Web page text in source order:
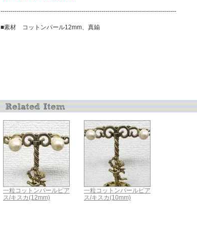
---------------------------------------------------------------------------------------
■素材 コットンパール12mm、真鍮
一粒コットンパールピア
ス/キスカ(12mm)
一粒コットンパールピア
ス/キスカ(10mm)